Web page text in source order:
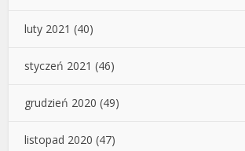
luty 2021 (40)
styczeń 2021 (46)
grudzień 2020 (49)
listopad 2020 (47)